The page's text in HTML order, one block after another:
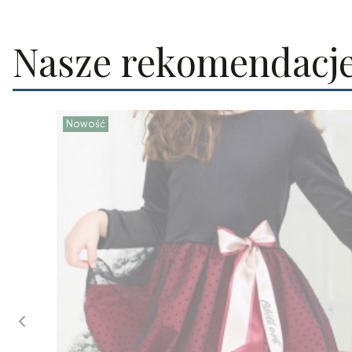
Nasze
Nowość